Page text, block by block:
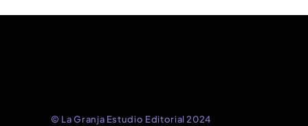
© La Granja Estudio Editorial 2024